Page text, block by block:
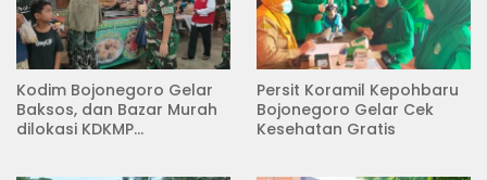
Kodim Bojonegoro Gelar
Baksos, dan Bazar Murah
dilokasi KDKMP
Persit Koramil Kepohbaru
Bojonegoro Gelar Cek
Kesehatan Gratis